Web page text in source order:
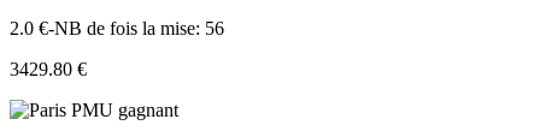
2.0 €-NB de fois la mise: 56
3429.80 €